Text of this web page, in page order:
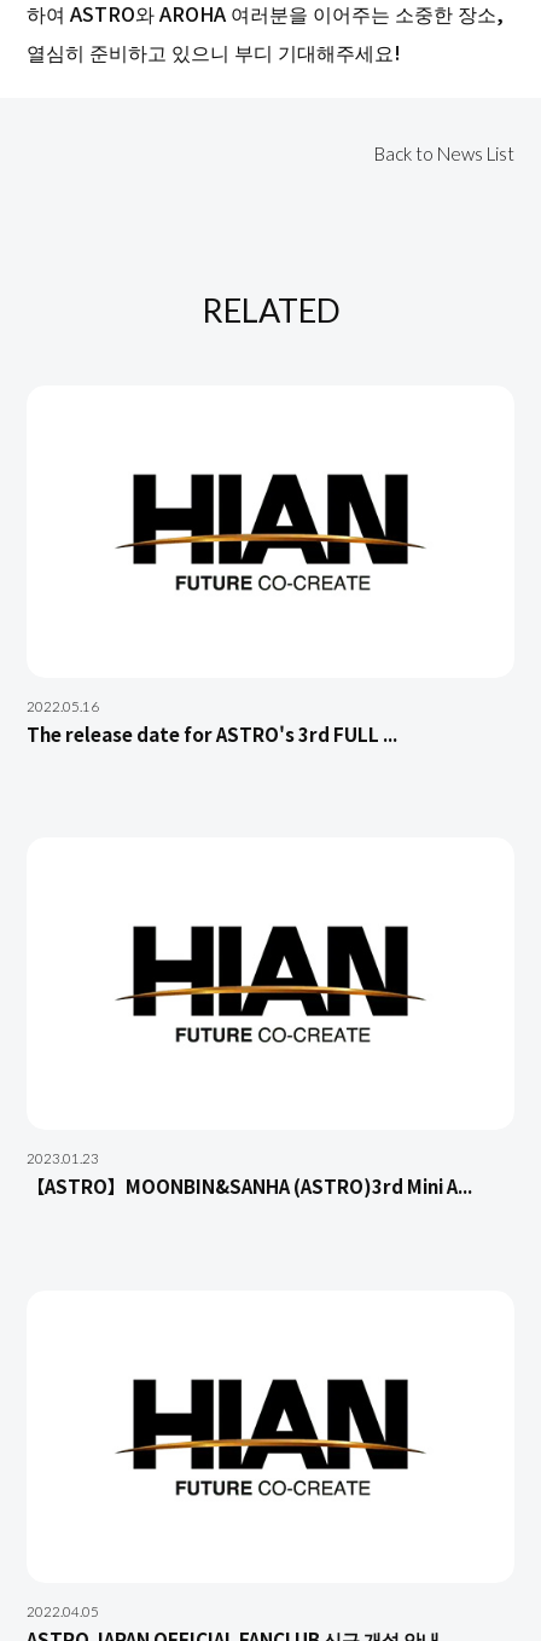
하여 ASTRO와 AROHA 여러분을 이어주는 소중한 장소,
열심히 준비하고 있으니 부디 기대해주세요!
Back to News List
RELATED
2022.05.16
The release date for ASTRO's 3rd FULL ...
2023.01.23
【ASTRO】MOONBIN&SANHA (ASTRO)3rd Mini A...
2022.04.05